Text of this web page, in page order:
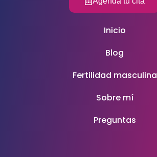
Inicio
Blog
Fertilidad masculina
Sobre mí
Preguntas